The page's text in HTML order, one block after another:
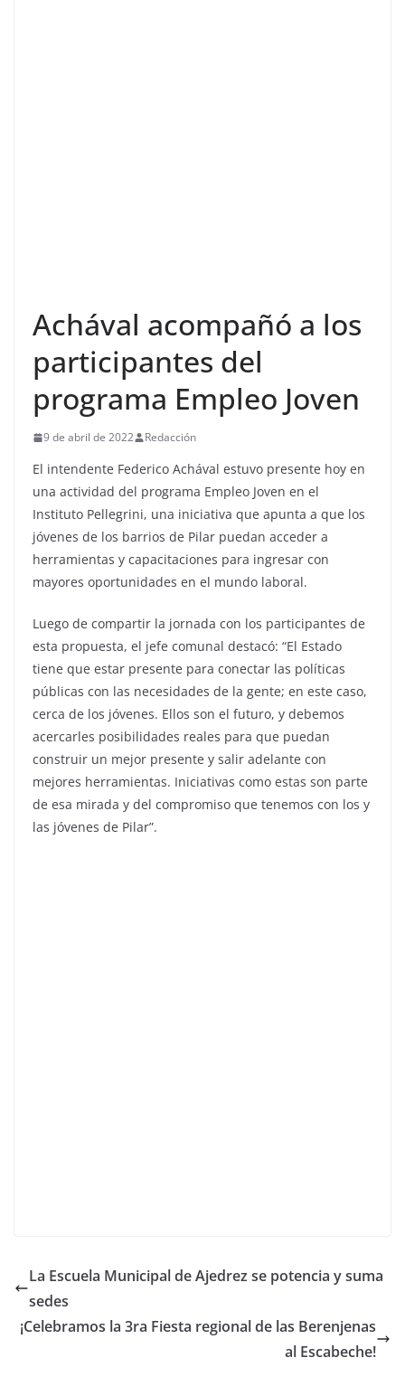
Achával acompañó a los
participantes del
programa Empleo Joven
9 de abril de 2022 Redacción
El intendente Federico Achával estuvo presente hoy en
una actividad del programa Empleo Joven en el
Instituto Pellegrini, una iniciativa que apunta a que los
jóvenes de los barrios de Pilar puedan acceder a
herramientas y capacitaciones para ingresar con
mayores oportunidades en el mundo laboral.
Luego de compartir la jornada con los participantes de
esta propuesta, el jefe comunal destacó: “El Estado
tiene que estar presente para conectar las políticas
públicas con las necesidades de la gente; en este caso,
cerca de los jóvenes. Ellos son el futuro, y debemos
acercarles posibilidades reales para que puedan
construir un mejor presente y salir adelante con
mejores herramientas. Iniciativas como estas son parte
de esa mirada y del compromiso que tenemos con los y
las jóvenes de Pilar”.
La Escuela Municipal de Ajedrez se potencia y suma
sedes
¡Celebramos la 3ra Fiesta regional de las Berenjenas
al Escabeche!